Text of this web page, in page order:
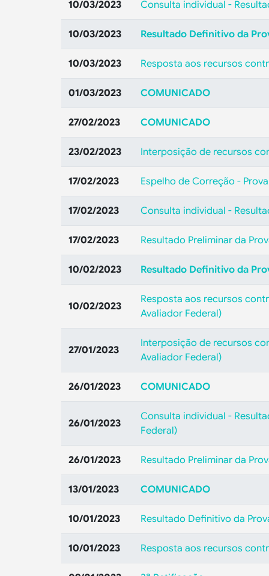
10/03/2023 Consulta individual -
10/03/2023 Resultado Definitivo da
10/03/2023 Resposta aos recursos
01/03/2023 COMUNICADO
27/02/2023 COMUNICADO
23/02/2023 Interposição de recursos
17/02/2023 Espelho de Correção -
17/02/2023 Consulta individual -
17/02/2023 Resultado Preliminar da
10/02/2023 Resultado Definitivo da
10/02/2023
Resposta aos recursos
Avaliador Federal)
27/01/2023
Interposição de recursos
Avaliador Federal)
26/01/2023 COMUNICADO
26/01/2023
Consulta individual -
Federal)
26/01/2023 Resultado Preliminar da
13/01/2023 COMUNICADO
10/01/2023 Resultado Definitivo da
10/01/2023 Resposta aos recursos